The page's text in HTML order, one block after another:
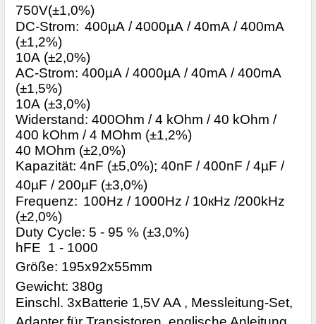
750V(±1,0%)
DC-Strom: 400µА / 4000µА / 40mА / 400mА
(±1,2%)
10А (±2,0%)
AC-Strom: 400µА / 4000µА / 40mА / 400mА
(±1,5%)
10А (±3,0%)
Widerstand: 400Ohm / 4 kOhm / 40 kOhm /
400 kOhm / 4 МOhm (±1,2%)
40 МOhm (±2,0%)
Kapazität: 4nF (±5,0%); 40nF / 400nF / 4µF /
40µF / 200µF (±3,0%)
Frequenz: 100Hz / 1000Hz / 10кHz /200kHz
(±2,0%)
Duty Cycle: 5 - 95 % (±3,0%)
hFE 1 - 1000
Größe: 195x92x55mm
Gewicht: 380g
Einschl. 3xBatterie 1,5V AA , Messleitung-Set,